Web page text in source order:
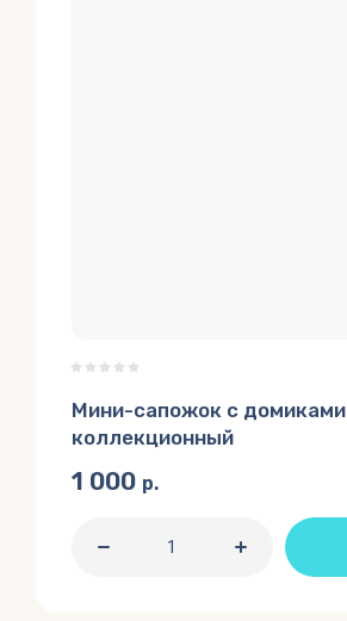
Мини-сапожок с домиками
коллекционный
1 000 р.